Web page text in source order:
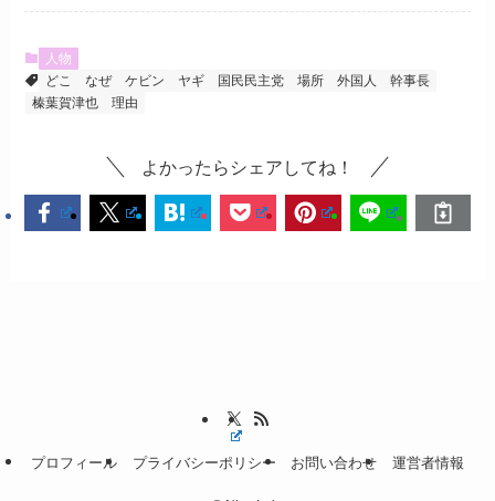
人物
どこ
なぜ ケビン ヤギ 国民民主党 場所 外国人
幹事長
榛葉賀津也
理由
よかったらシェアしてね！
プロフィール プライバシーポリシー お問い合わせ 運営者情報